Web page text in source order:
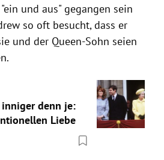
und aus" gegangen sein
so oft besucht, dass er
und der Queen-Sohn seien
denn je:
Liebe